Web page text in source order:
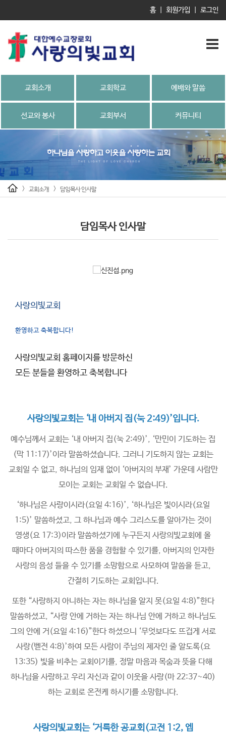
홈 회원가입 로그인
교회소개 교회학교 예배와 말씀
선교와 봉사 교회부서 커뮤니티
> 교회소개 > 담임목사 인사말
담임목사 인사말
사랑의빛교회
환영하고 축복합니다!
사랑의빛교회 홈페이지를 방문하신
모든 분들을 환영하고 축복합니다
사랑의빛교회는 ‘내 아버지 집(눅 2:49)’입니다.
예수님께서 교회는 ‘내 아버지 집(눅 2:49)’, ‘만민이 기도하는 집
(막 11:17)’이라 말씀하셨습니다. 그러니 기도하지 않는 교회는
교회일 수 없고, 하나님의 임재 없이 ‘아버지의 부재’ 가운데 사람만
모이는 교회는 교회일 수 없습니다.
‘하나님은 사랑이시라(요일 4:16)’, ‘하나님은 빛이시라(요일
1:5)’ 말씀하셨고, 그 하나님과 예수 그리스도를 알아가는 것이
영생(요 17:3)이라 말씀하셨기에 누구든지 사랑의빛교회에 올
때마다 아버지의 따스한 품을 경험할 수 있기를, 아버지의 인자한
사랑의 음성 들을 수 있기를 소망함으로 사모하여 말씀을 듣고,
간절히 기도하는 교회입니다.
또한 “사랑하지 아니하는 자는 하나님을 알지 못(요일 4:8)”한다
말씀하셨고, “사랑 안에 거하는 자는 하나님 안에 거하고 하나님도
그의 안에 거(요일 4:16)”한다 하셨으니 ‘무엇보다도 뜨겁게 서로
사랑(벧전 4:8)’하여 모든 사람이 주님의 제자인 줄 알도록(요
13:35) 빛을 비추는 교회이기를, 정말 마음과 목숨과 뜻을 다해
하나님을 사랑하고 우리 자신과 같이 이웃을 사랑(마 22:37~40)
하는 교회로 온전케 하시기를 소망합니다.
사랑의빛교회는 ‘거룩한 공교회(고전 1:2, 엡